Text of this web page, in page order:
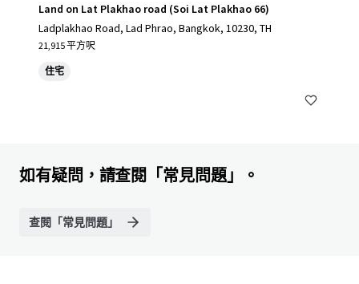
Land on Lat Plakhao road (Soi Lat Plakhao 66)
Ladplakhao Road, Lad Phrao, Bangkok, 10230, TH
21,915 平方呎
住宅
如有疑問，請查閱「常見問題」。
查閱「常見問題」